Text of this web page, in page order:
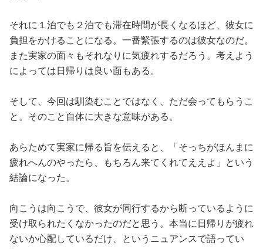
それに１泊でも２泊でも滞在時間が長くなるほど、彼女に
負担をかけることになる。一番緊張するのは彼女なのだ。
また実家の面々もそれなりに気疲れするだろう。考えよう
によっては日帰りは良い面もある。
そして、今回は馴染むことではなく、ただ会ってもらうこ
と。そのこと自体に大きな意味がある。
あらためて実家に帰る旨を伝えると、「そっちがほんまに
疲れへんのやったら、もちろん来てくれてええよ」という
結論になった。
向こうは向こうで、彼女が同行するから断っているように
受け取られたくなかったのだと思う。本当に日帰りが疲れ
ないか心配しているだけ、というニュアンスで語ってい